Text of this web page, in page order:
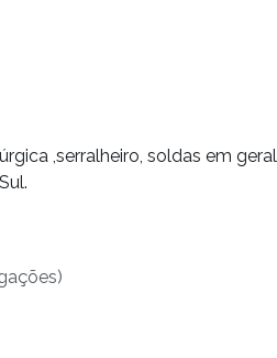
,serralheiro, soldas em